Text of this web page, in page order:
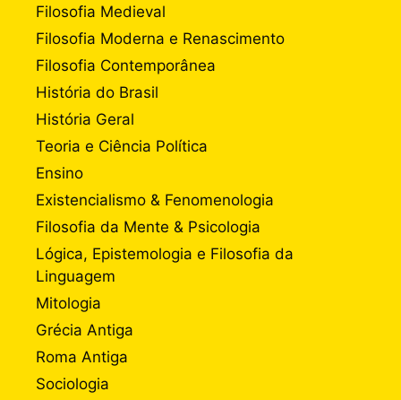
Filosofia Medieval
Filosofia Moderna e Renascimento
Filosofia Contemporânea
História do Brasil
História Geral
Teoria e Ciência Política
Ensino
Existencialismo & Fenomenologia
Filosofia da Mente & Psicologia
Lógica, Epistemologia e Filosofia da
Linguagem
Mitologia
Grécia Antiga
Roma Antiga
Sociologia